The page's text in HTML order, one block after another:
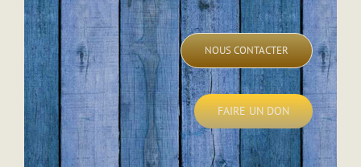
NOUS CONTACTER
FAIRE UN DON